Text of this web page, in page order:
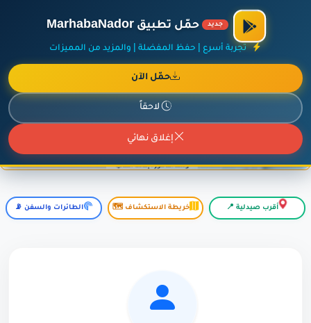
أضف نشاطك مجاناً
جديد حمّل تطبيق MarhabaNador
تجربة أسرع | حفظ المفضلة | والمزيد من المميزات
حمّل الآن
لاحقاً
إغلاق نهائي
إعلان ممول المزيد حول هذا الإعلان
أقرب صيدلية 📍 خريطة الاستكشاف 🗺️ الطائرات والسفن 📡